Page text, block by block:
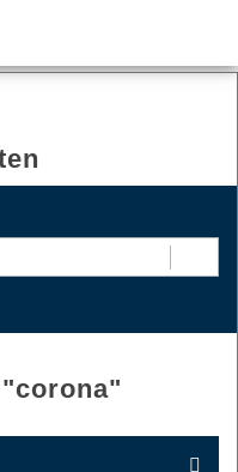
corona"